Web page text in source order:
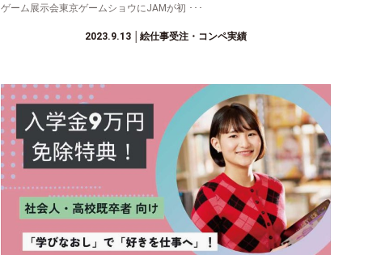
ゲーム展示会東京ゲームショウにJAMが初 ･･･
2023.9.13 │絵仕事受注・コンペ実績